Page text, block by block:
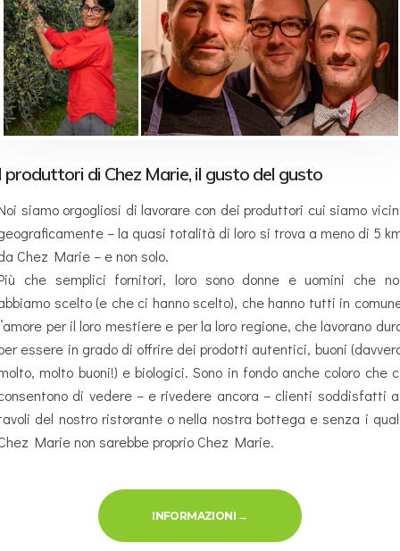
produttori di Chez Marie, il gusto del gusto
siamo orgogliosi di lavorare con dei produttori cui siamo
– la quasi totalità di loro si trova a meno di 5
Chez Marie – e non solo.
che semplici fornitori, loro sono donne e uomini che
scelto (e che ci hanno scelto), che hanno tutti in
per il loro mestiere e per la loro regione, che lavorano
essere in grado di offrire dei prodotti autentici, buoni
molto buoni!) e biologici. Sono in fondo anche coloro che
di vedere – e rivedere ancora – clienti soddisfatti
del nostro ristorante o nella nostra bottega e senza i
Marie non sarebbe proprio Chez Marie.
INFORMAZIONI« PRODUCTEURS & SAVEURS »
→